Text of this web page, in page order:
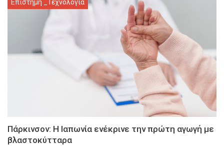
Επιστήμη _Τεχνολογία
Πάρκινσον: Η Ιαπωνία ενέκρινε την πρώτη αγωγή με
βλαστοκύτταρα